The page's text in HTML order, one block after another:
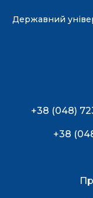
Державний
+38 (048)
+38